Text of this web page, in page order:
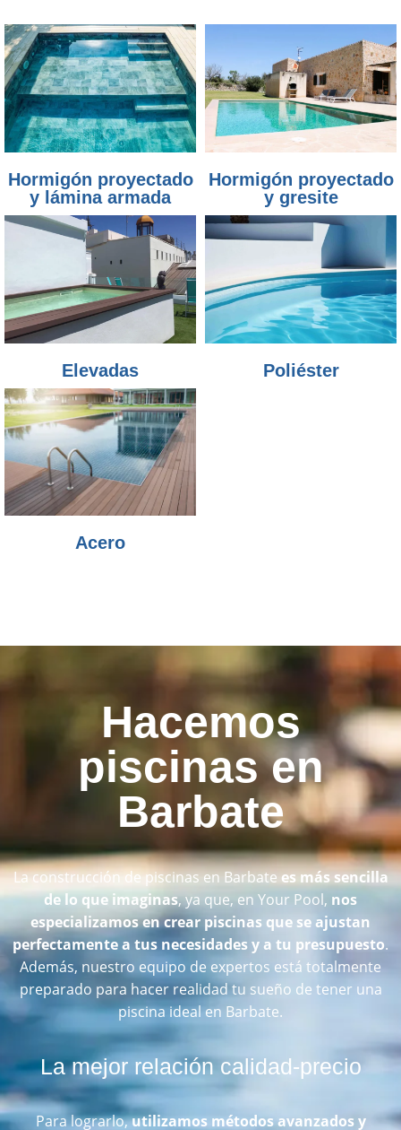
Hormigón proyectado
y lámina armada
Hormigón proyectado
y gresite
Elevadas Poliéster
Acero
Hacemos
piscinas en
Barbate
La construcción de piscinas en Barbatees más sencilla
de lo que imaginas, ya que, en Your Pool, nos
especializamos en crear piscinas que se ajustan
perfectamente a tus necesidades y a tu presupuesto.
Además, nuestro equipo de expertos está totalmente
preparado para hacer realidad tu sueño de tener una
piscina ideal en Barbate.
La mejor relación calidad-precio
Para lograrlo,utilizamos métodos avanzados y